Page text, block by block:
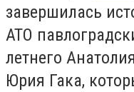
завершилась
АТО
летнего
Юрия Гака,